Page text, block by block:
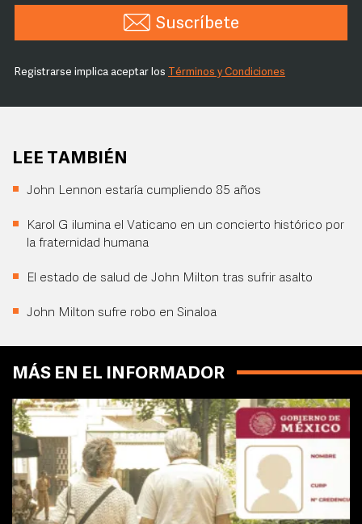
Suscríbete
Registrarse implica aceptar los Términos y Condiciones
LEE TAMBIÉN
John Lennon estaría cumpliendo 85 años
Karol G ilumina el Vaticano en un concierto histórico por
la fraternidad humana
El estado de salud de John Milton tras sufrir asalto
John Milton sufre robo en Sinaloa
MÁS EN EL INFORMADOR